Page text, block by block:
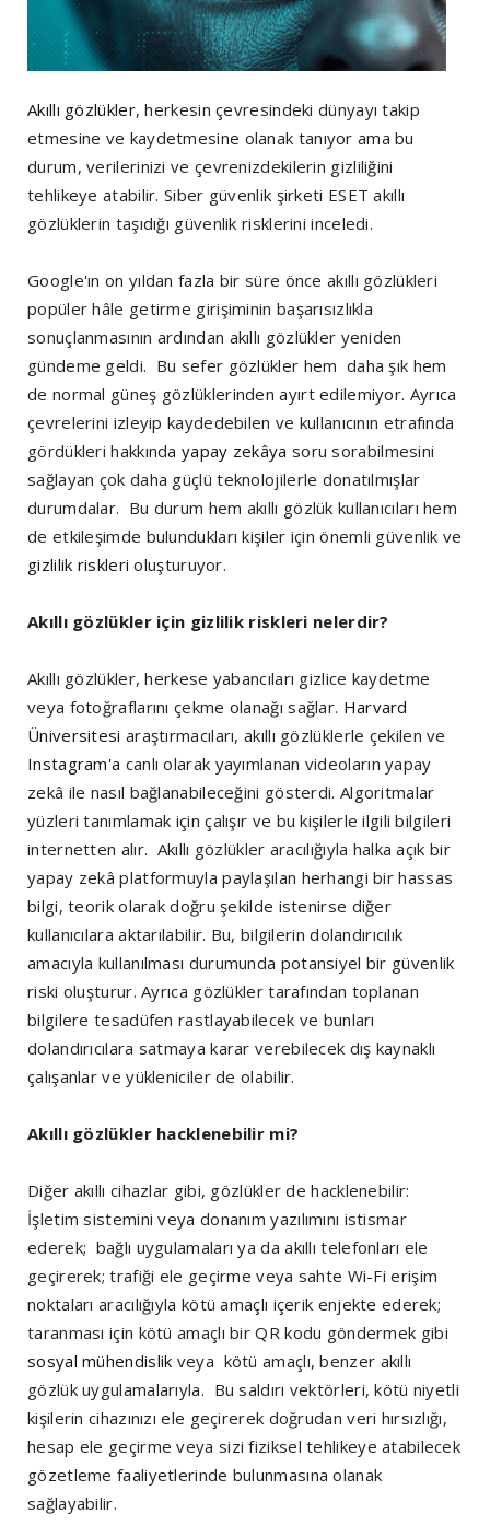
Akıllı gözlükler, herkesin çevresindeki dünyayı takip
etmesine ve kaydetmesine olanak tanıyor ama bu
durum, verilerinizi ve çevrenizdekilerin gizliliğini
tehlikeye atabilir. Siber güvenlik şirketi ESET akıllı
gözlüklerin taşıdığı güvenlik risklerini inceledi.
Google'ın on yıldan fazla bir süre önce akıllı gözlükleri
popüler hâle getirme girişiminin başarısızlıkla
sonuçlanmasının ardından akıllı gözlükler yeniden
gündeme geldi. Bu sefer gözlükler hem daha şık hem
de normal güneş gözlüklerinden ayırt edilemiyor. Ayrıca
çevrelerini izleyip kaydedebilen ve kullanıcının etrafında
gördükleri hakkındayapay zekâya soru sorabilmesini
sağlayan çok daha güçlü teknolojilerle donatılmışlar
durumdalar. Bu durum hem akıllı gözlük kullanıcıları hem
de etkileşimde bulundukları kişiler için önemli güvenlik ve
gizlilik riskleri oluşturuyor.
Akıllı gözlükler için gizlilik riskleri nelerdir?
Akıllı gözlükler, herkese yabancıları gizlice kaydetme
veya fotoğraflarını çekme olanağı sağlar. Harvard
Üniversitesi araştırmacıları, akıllı gözlüklerle çekilen ve
Instagram'a canlı olarak yayımlanan videoların yapay
zekâ ile nasıl bağlanabileceğini gösterdi. Algoritmalar
yüzleri tanımlamak için çalışır ve bu kişilerle ilgili bilgileri
internetten alır. Akıllı gözlükler aracılığıyla halka açık bir
yapay zekâ platformuyla paylaşılan herhangi bir hassas
bilgi, teorik olarak doğru şekilde istenirse diğer
kullanıcılara aktarılabilir. Bu, bilgilerin dolandırıcılık
amacıyla kullanılması durumunda potansiyel bir güvenlik
riski oluşturur. Ayrıca gözlükler tarafından toplanan
bilgilere tesadüfen rastlayabilecek ve bunları
dolandırıcılara satmaya karar verebilecek dış kaynaklı
çalışanlar ve yükleniciler de olabilir.
Akıllı gözlükler hacklenebilir mi?
Diğer akıllı cihazlar gibi, gözlükler de hacklenebilir:
İşletim sistemini veya donanım yazılımını istismar
ederek; bağlı uygulamaları ya da akıllı telefonları ele
geçirerek; trafiği ele geçirme veya sahte Wi-Fi erişim
noktaları aracılığıyla kötü amaçlı içerik enjekte ederek;
taranması için kötü amaçlı bir QR kodu göndermek gibi
sosyal mühendislik veya kötü amaçlı, benzer akıllı
gözlük uygulamalarıyla. Bu saldırı vektörleri, kötü niyetli
kişilerin cihazınızı ele geçirerek doğrudan veri hırsızlığı,
hesap ele geçirme veya sizi fiziksel tehlikeye atabilecek
gözetleme faaliyetlerinde bulunmasına olanak
sağlayabilir.